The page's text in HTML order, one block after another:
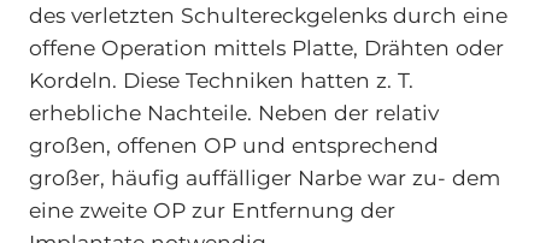
des verletzten Schultereckgelenks durch eine
offene Operation mittels Platte, Drähten oder
Kordeln. Diese Techniken hatten z. T.
erhebliche Nachteile. Neben der relativ
großen, offenen OP und entsprechend
großer, häufig auffälliger Narbe war zu- dem
eine zweite OP zur Entfernung der